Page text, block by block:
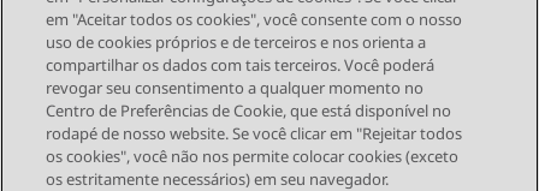
Topic navigation
Tópico anterior Próximo tópico
STAY CONNECTED
em "Aceitar todos os cookies", você consente com o nosso
uso de cookies próprios e de terceiros e nos orienta a
compartilhar os dados com tais terceiros. Você poderá
revogar seu consentimento a qualquer momento no
Centro de Preferências de Cookie, que está disponível no
rodapé de nosso website. Se você clicar em "Rejeitar todos
os cookies", você não nos permite colocar cookies (exceto
os estritamente necessários) em seu navegador.